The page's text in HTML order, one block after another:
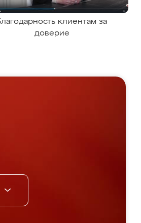
клиентам за
доверие